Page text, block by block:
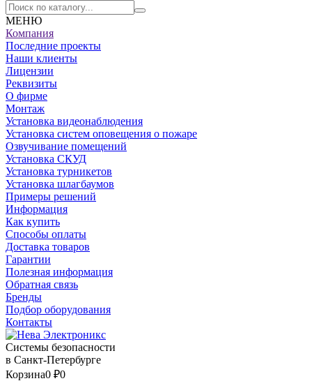
МЕНЮ
Компания
Последние проекты
Наши клиенты
Лицензии
Реквизиты
О фирме
Монтаж
Установка видеонаблюдения
Установка систем оповещения о пожаре
Озвучивание помещений
Установка СКУД
Установка турникетов
Установка шлагбаумов
Примеры решений
Информация
Как купить
Способы оплаты
Доставка товаров
Гарантии
Полезная информация
Обратная связь
Бренды
Подбор оборудования
Контакты
Системы безопасности
в Санкт-Петербурге
Корзина0 ₽0